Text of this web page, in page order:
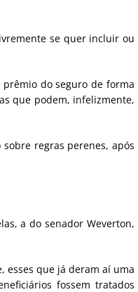
se quer incluir ou
do seguro de forma
que podem, infelizmente,
regras perenes, após
a do senador Weverton,
esses que já deram aí uma
fossem tratados